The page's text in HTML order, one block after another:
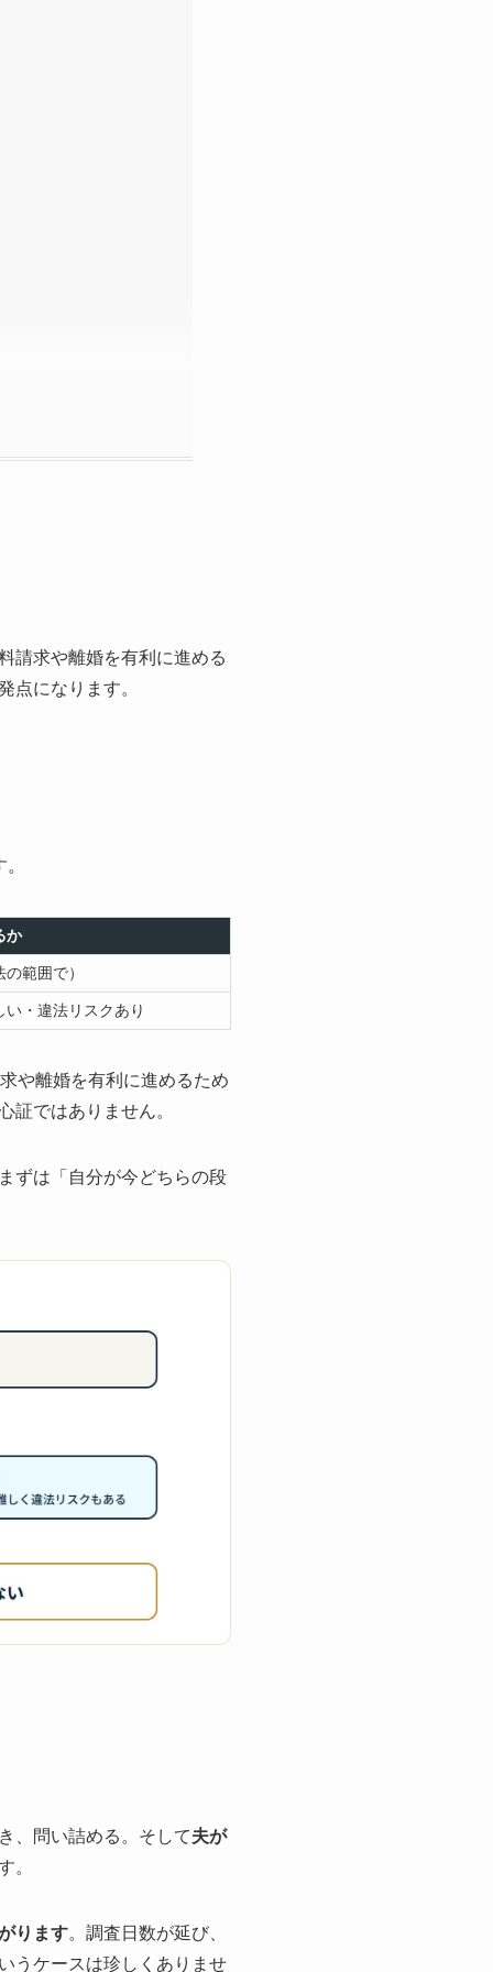
請求や離婚を有利に進める
点になります。
か
範囲で）
い・違法リスクあり
や離婚を有利に進めるため
証ではありません。
ずは「自分が今どちらの段
、問い詰める。そして夫が
。
ります。調査日数が延び、
うケースは珍しくありませ